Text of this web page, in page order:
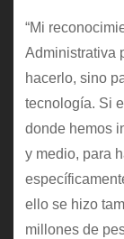
“Mi
Administrativa
hacerlo, sino
tecnología. Si
donde hemos
y medio, para
ello se hizo
millones de